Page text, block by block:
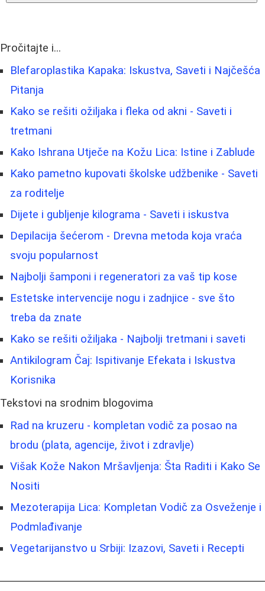
Pročitajte i...
Blefaroplastika Kapaka: Iskustva, Saveti i Najčešća
Pitanja
Kako se rešiti ožiljaka i fleka od akni - Saveti i
tretmani
Kako Ishrana Utječe na Kožu Lica: Istine i Zablude
Kako pametno kupovati školske udžbenike - Saveti
za roditelje
Dijete i gubljenje kilograma - Saveti i iskustva
Depilacija šećerom - Drevna metoda koja vraća
svoju popularnost
Najbolji šamponi i regeneratori za vaš tip kose
Estetske intervencije nogu i zadnjice - sve što
treba da znate
Kako se rešiti ožiljaka - Najbolji tretmani i saveti
Antikilogram Čaj: Ispitivanje Efekata i Iskustva
Korisnika
Tekstovi na srodnim blogovima
Rad na kruzeru - kompletan vodič za posao na
brodu (plata, agencije, život i zdravlje)
Višak Kože Nakon Mršavljenja: Šta Raditi i Kako Se
Nositi
Mezoterapija Lica: Kompletan Vodič za Osveženje i
Podmlađivanje
Vegetarijanstvo u Srbiji: Izazovi, Saveti i Recepti